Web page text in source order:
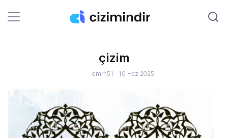
çizim
emrh51 10 Haz 2025